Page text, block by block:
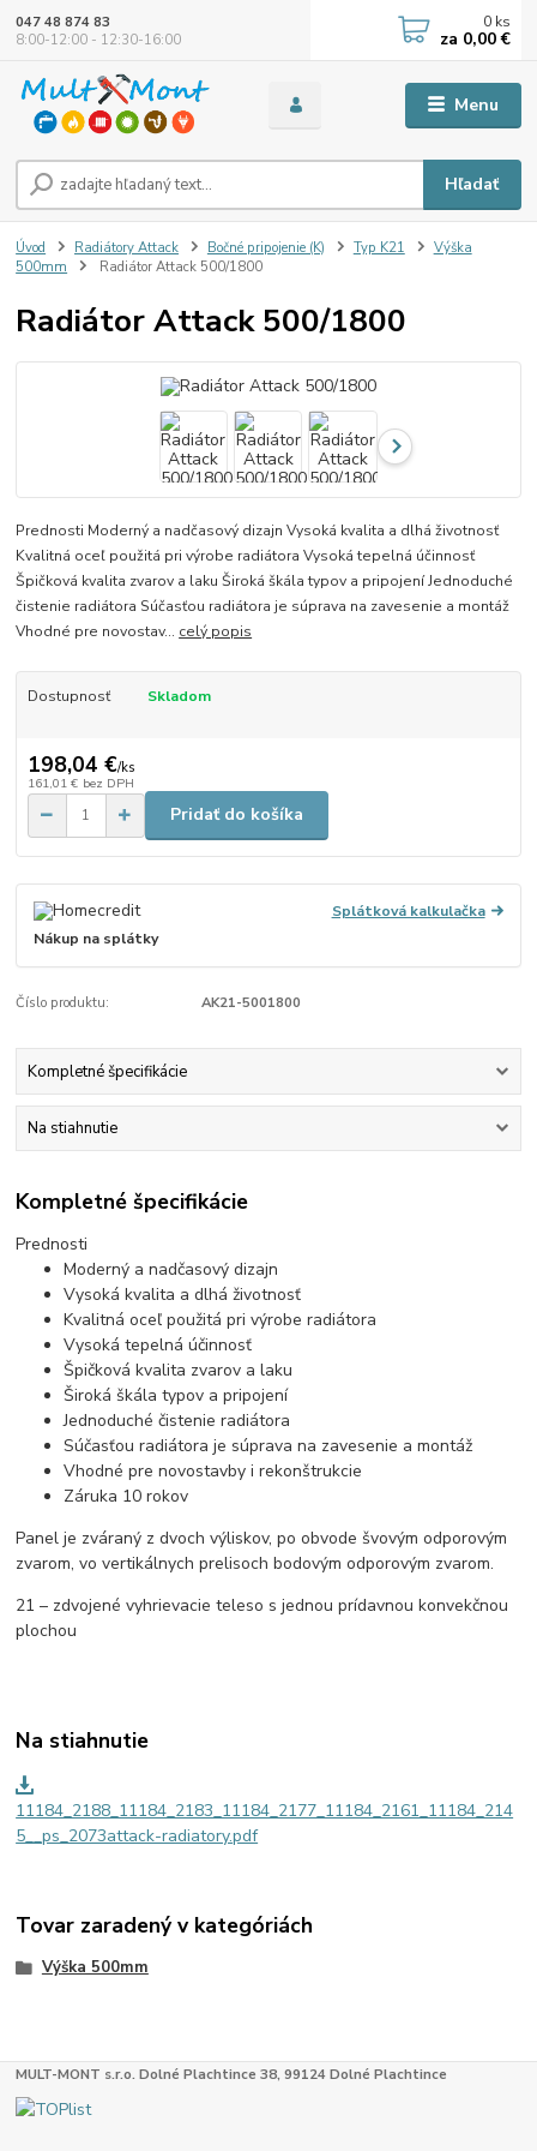
Menu
Hľadať
047 48 874 83
8:00-12:00 - 12:30-16:00
0 ks
za 0,00 €
Úvod Radiátory Attack Bočné pripojenie (K) Typ K21
Výška
500mm
Radiátor Attack 500/1800
Radiátor Attack 500/1800
Prednosti Moderný a nadčasový dizajn Vysoká kvalita a dlhá životnosť
Kvalitná oceľ použitá pri výrobe radiátora Vysoká tepelná účinnosť
Špičková kvalita zvarov a laku Široká škála typov a pripojení Jednoduché
čistenie radiátora Súčasťou radiátora je súprava na zavesenie a montáž
Vhodné pre novostav... celý popis
Dostupnosť Skladom
198,04 €/ks
161,01 € bez DPH
Pridať do košíka
Splátková kalkulačka
Nákup na splátky
Číslo produktu: AK21-5001800
Kompletné špecifikácie
Na stiahnutie
Kompletné špecifikácie
Prednosti
Moderný a nadčasový dizajn
Vysoká kvalita a dlhá životnosť
Kvalitná oceľ použitá pri výrobe radiátora
Vysoká tepelná účinnosť
Špičková kvalita zvarov a laku
Široká škála typov a pripojení
Jednoduché čistenie radiátora
Súčasťou radiátora je súprava na zavesenie a montáž
Vhodné pre novostavby i rekonštrukcie
Záruka 10 rokov
Panel je zváraný z dvoch výliskov, po obvode švovým odporovým
zvarom, vo vertikálnych prelisoch bodovým odporovým zvarom.
21 – zdvojené vyhrievacie teleso s jednou prídavnou konvekčnou
plochou
Na stiahnutie
11184_2188_11184_2183_11184_2177_11184_2161_11184_214
5__ps_2073attack-radiatory.pdf
Tovar zaradený v kategóriách
Výška 500mm
MULT-MONT s.r.o. Dolné Plachtince 38, 99124 Dolné Plachtince